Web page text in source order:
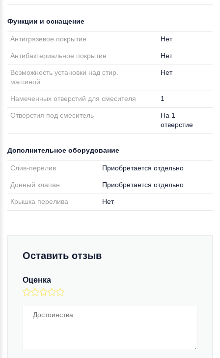
Функции и оснащение
Антигрязевое покрытие Нет
Антибактериальное покрытие Нет
Возможность установки над стир.
машиной
Нет
Намеченных отверстий для смесителя 1
Отверстия под смеситель
На 1
отверстие
Дополнительное оборудование
Слив-перелив Приобретается отдельно
Донный клапан Приобретается отдельно
Крышка перелива Нет
Оставить отзыв
Оценка